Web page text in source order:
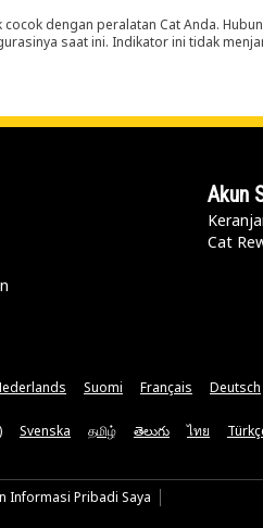
dengan peralatan Cat Anda.
saat ini. Indikator ini tidak
Akun
Cat
Suomi Français Deutsch
Svenska தமிழ் తెలుగు ไทย
Informasi Pribadi Saya